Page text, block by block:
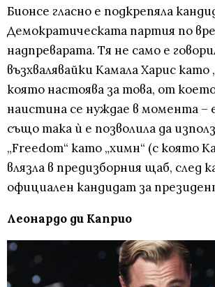
Бионсе гласно е подкрепяла
Демократическата партия по
надпреварата. Тя не само е
възхвалявайки Камала Харис
която настоява за това, от
наистина се нуждае в момента –
също така ѝ е позволила да
„Freedom“ като „химн“ (с която
влязла в предизборния щаб, след
официален кандидат за
Леонардо ди Каприо